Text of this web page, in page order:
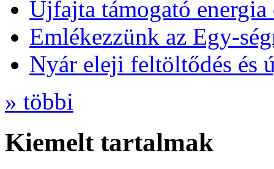
Újfajta támogató
Emlékezzünk az Egy-
Nyár eleji feltöltődés és
» többi
Kiemelt tartalmak